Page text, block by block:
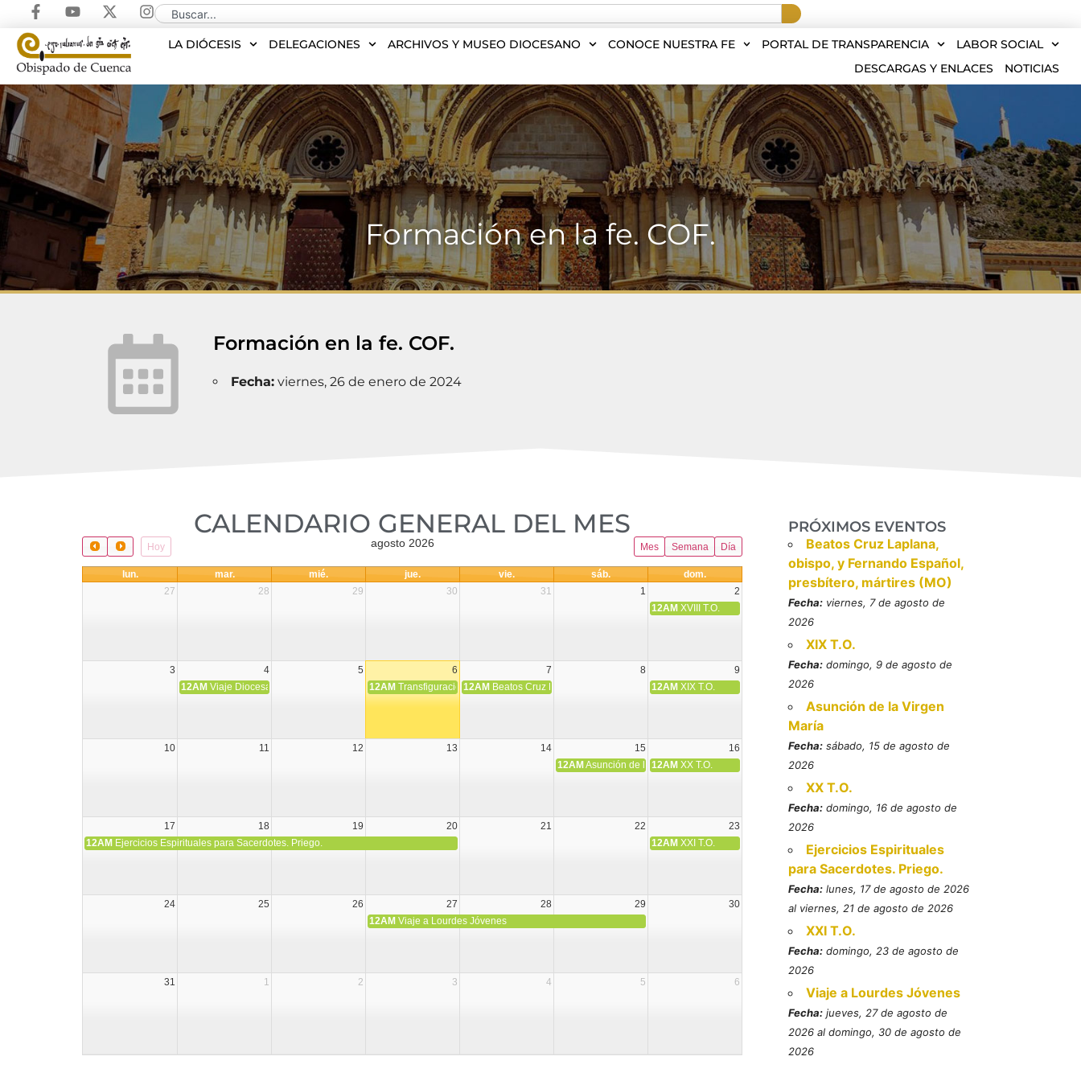
LA DIÓCESIS DELEGACIONES ARCHIVOS Y MUSEO DIOCESANO CONOCE NUESTRA FE PORTAL DE TRANSPARENCIA
LABOR SOCIAL
DESCARGAS Y ENLACES
NOTICIAS
Formación en la fe. COF.
Formación en la fe. COF.
Fecha:viernes, 26 de enero de 2024
CALENDARIO GENERAL DEL MES​
Hoy Mes Semana Día
agosto 2026
lun. mar. mié. jue. vie. sáb.
dom.
27
28 29 30 31 1
2
12AM XVIII T.O.
3 4 5 6 7 8
9
12AM Viaje Diocesano a Japón. 12AM Transfiguración del Señor
12AM Beatos Cruz Laplana, obispo, y Fernando Español, presbítero, mártires (MO)
12AM XIX T.O.
10 11 12 13 14 15
16
12AM Asunción de la Virgen María
12AM XX T.O.
17 18 19 20 21 22
23
12AM Ejercicios Espirituales para Sacerdotes. Priego. 12AM XXI T.O.
24 25 26 27 28 29
30
12AM Viaje a Lourdes Jóvenes
31 1 2 3 4 5 6
PRÓXIMOS EVENTOS
Beatos Cruz Laplana,
obispo, y Fernando Español,
presbítero, mártires (MO)
Fecha: viernes, 7 de agosto de
2026
XIX T.O.
Fecha: domingo, 9 de agosto de
2026
Asunción de la Virgen
María
Fecha: sábado, 15 de agosto de
2026
XX T.O.
Fecha: domingo, 16 de agosto de
2026
Ejercicios Espirituales
para Sacerdotes. Priego.
Fecha: lunes, 17 de agosto de 2026
al viernes, 21 de agosto de 2026
XXI T.O.
Fecha: domingo, 23 de agosto de
2026
Viaje a Lourdes Jóvenes
Fecha: jueves, 27 de agosto de
2026 al domingo, 30 de agosto de
2026